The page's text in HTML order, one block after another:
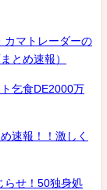
マトレーダーの
とめ速報）
乞食DE2000万
速報！！激しく
らせ！50独身処